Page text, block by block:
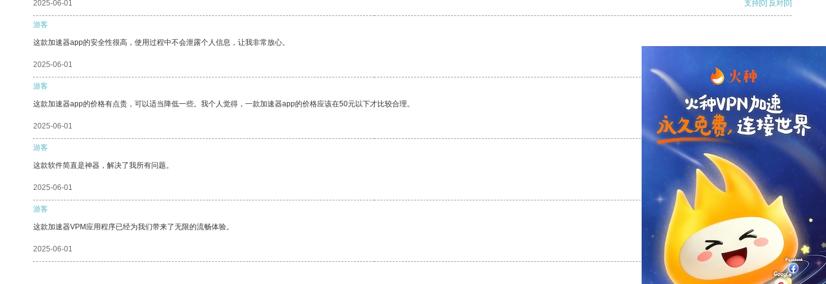
2025-06-01 支持[0] 反对[0]
游客
这款加速器app的安全性很高，使用过程中不会泄露个人信息，让我非常放心。
2025-06-01
游客
这款加速器app的价格有点贵，可以适当降低一些。我个人觉得，一款加速器app的价格应该在50元以下才比较合理。
2025-06-01 支持 [0] 反对[0]
游客
这款软件简直是神器，解决了我所有问题。
2025-06-01 支持[0] 反对
游客
这款加速器VPM应用程序已经为我们带来了无限的流畅体验。
2025-06-01 支持[0] 反对[0]